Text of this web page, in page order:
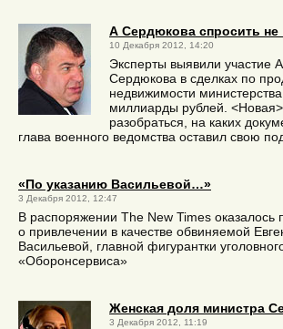
А Сердюкова спросить не
10 Декабря 2012, 14:20
Эксперты выявили участие
Сердюкова в сделках по
недвижимости
миллиарды рублей.
разобраться, на каких
глава военного ведомства оставил свою
«По указанию Васильевой…»
3 Декабря 2012, 12:47
В распоряжении The New Times оказалось
о привлечении в качестве обвиняемой
Васильевой, главной фигурантки
«Оборонсервиса»
Женская доля министра
3 Декабря 2012, 11:19